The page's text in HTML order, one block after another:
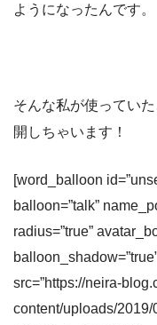
ようになったんです。
そんな私が使ってい
開しちゃいます！
[word_balloon
balloon=”talk”
radius=”true”
src=”https://neira-
content/uploads/